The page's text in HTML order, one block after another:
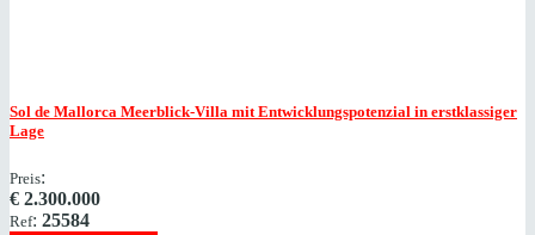
Sol de Mallorca Meerblick-Villa mit Entwicklungspotenzial in erstklassiger
Lage
Preis:
€ 2.300.000
Ref: 25584